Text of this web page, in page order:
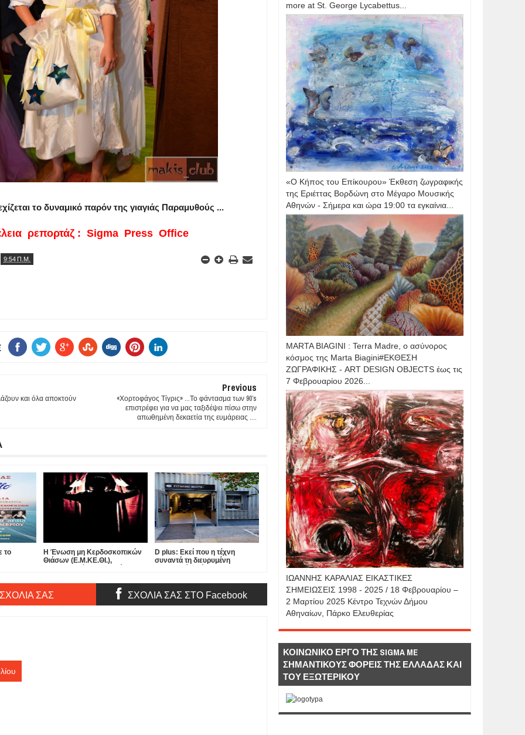
το δυναμικό παρόν της γιαγιάς Παραμυθούς ...
ρεπορτάζ : Sigma Press Office
9:54 Π.Μ.
και όλα αποκτούν
Previous
«Χορτοφάγος Τίγρις» ...Το φάντασμα των 90’s
επιστρέφει για να μας ταξιδέψει πίσω στην
απωθημένη δεκαετία της ευμάρειας ....
το
Η Ένωση μη Κερδοσκοπικών
Θιάσων (Ε.Μ.ΚΕ.ΘΙ.),
D plus: Εκεί που η τέχνη
συναντά τη διευρυμένη
ΣΑΣ ΣΧΟΛΙΑ ΣΑΣ ΣΤΟ Facebook
more at St. George Lycabettus...
«Ο Κήπος του Επίκουρου» Έκθεση ζωγραφικής
της Εριέττας Βορδώνη στο Μέγαρο Μουσικής
Αθηνών - Σήμερα και ώρα 19:00 τα εγκαίνια...
MARTA BIAGINI : Terra Madre, ο ασύνορος
κόσμος της Marta Biagini#ΕΚΘΕΣΗ
ΖΩΓΡΑΦΙΚΗΣ - ART DESIGN OBJECTS έως τις
7 Φεβρουαρίου 2026...
IΩΑΝΝΗΣ KAΡΑΛΙΑΣ ΕΙΚΑΣΤΙΚΕΣ
ΣΗΜΕΙΩΣΕΙΣ 1998 - 2025 / 18 Φεβρουαρίου –
2 Μαρτίου 2025 Κέντρο Τεχνών Δήμου
Αθηναίων, Πάρκο Ελευθερίας
ΚΟΙΝΩΝΙΚΟ ΕΡΓΟ ΤΗΣ SIGMA ME
ΣΗΜΑΝΤΙΚΟΥΣ ΦΟΡΕΙΣ ΤΗΣ ΕΛΛΑΔΑΣ ΚΑΙ
ΤΟΥ ΕΞΩΤΕΡΙΚΟΥ